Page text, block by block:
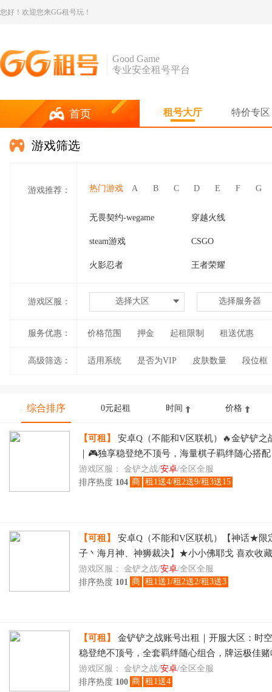
您好！欢迎您来GG租号玩！
Good Game
专业安全租号平台
首页 租号大厅 特价专区
游戏筛选
游戏推荐： 热门游戏 A B C D E F G
无畏契约-wegame 穿越火线
steam游戏 CSGO
火影忍者 王者荣耀
游戏区服： 选择大区 选择服务器
服务优惠： 价格范围 押金 起租限制 租送优惠
高级筛选： 适用系统 是否为VIP 皮肤数量 段位框
综合排序 0元起租 时间 价格
【可租】
安卓Q（不能和V区联机）🔥金铲铲之
｜🎮独享稳登绝不顶号，海量棋子羁绊随心搭
层出不穷，🎯博弈运营冲刺段位登顶，时租日
刻畅玩
游戏区服： 金铲之战/安卓/全区全服
排序热度 104 商 租1送4/租2送9/租3送15
【可租】
安卓Q（不能和V区联机）【神话★
子丶海月神、神狮裁决】★小小佛耶戈 喜欢收藏
游戏区服： 金铲之战/安卓/全区全服
排序热度 101 商 租1送1/租2送2/租3送3
【可租】
金铲铲之战账号出租｜开服大区：时
稳登绝不顶号，全套羁绊随心组合，牌运极佳
租日租物美价廉速玩
游戏区服： 金铲之战/安卓/全区全服
排序热度 100 商 租1送4